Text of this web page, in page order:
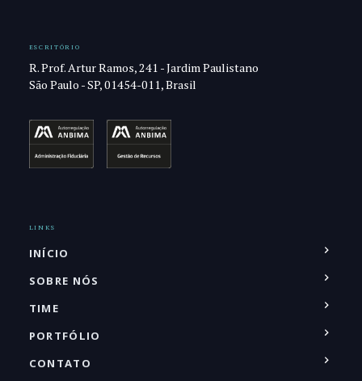
ESCRITÓRIO
R. Prof. Artur Ramos, 241 - Jardim Paulistano
São Paulo - SP, 01454-011, Brasil
LINKS
INÍCIO
SOBRE NÓS
TIME
PORTFÓLIO
CONTATO